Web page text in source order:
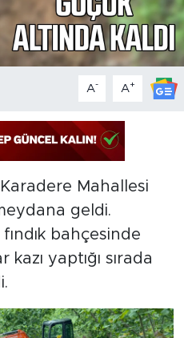
A- A+
Karadere Mahallesi
geldi.
bahçesinde
yaptığı sırada